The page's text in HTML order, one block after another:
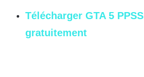
Télécharger GTA 5
gratuitement